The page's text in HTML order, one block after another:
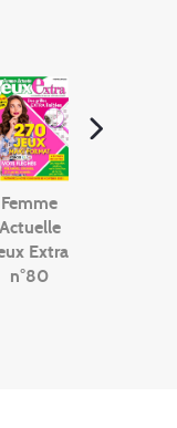
Femme
Actuelle
Extra
n°80